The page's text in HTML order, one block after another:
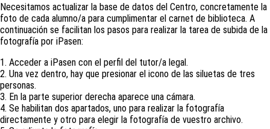
Necesitamos actualizar la base de datos del Centro, concretamente la
foto de cada alumno/a para cumplimentar el carnet de biblioteca. A
continuación se facilitan los pasos para realizar la tarea de subida de la
fotografía por iPasen:
1. Acceder a iPasen con el perfil del tutor/a legal.
2. Una vez dentro, hay que presionar el icono de las siluetas de tres
personas.
3. En la parte superior derecha aparece una cámara.
4. Se habilitan dos apartados, uno para realizar la fotografía
directamente y otro para elegir la fotografía de vuestro archivo.